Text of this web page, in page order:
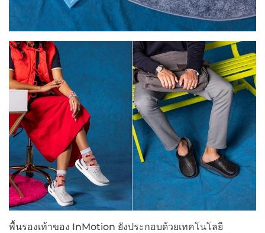
พื้นรองเท้าของ InMotion ยังประกอบด้วยเทคโนโลยี